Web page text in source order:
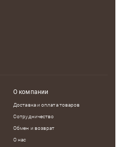
О компании
Доставка и оплата товаров
Сотрудничество
Обмен и возврат
О нас